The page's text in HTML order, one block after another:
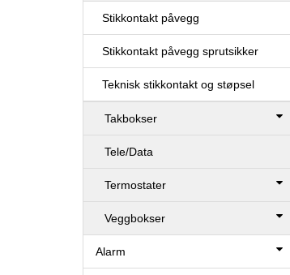
Stikkontakt påvegg
Stikkontakt påvegg sprutsikker
Teknisk stikkontakt og støpsel
Takbokser
Tele/Data
Termostater
Veggbokser
Alarm